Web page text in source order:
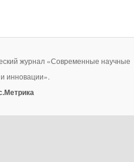
журнал «Современные научные
инновации».